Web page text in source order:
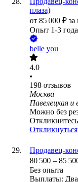
плаза)
от 85 000 ₽ за
Опыт 1-3 года
belle you
4.0
•
198 отзывов
Москва
Павелецкая и
Можно без
Откликнуться
Продавец-
80 500 – 85
Без опыта
Выплаты: Два